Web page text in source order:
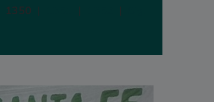
1350 | | |